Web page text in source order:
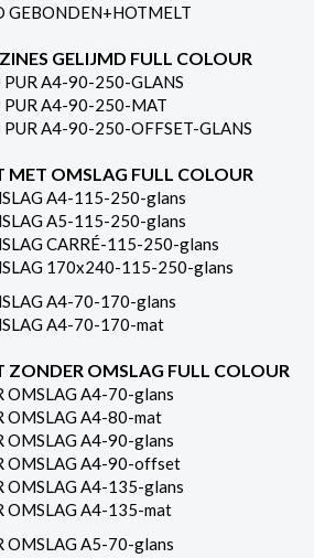
GEBONDEN+HOTMELT
GELIJMD FULL COLOUR
PUR A4-90-250-GLANS
PUR A4-90-250-MAT
PUR A4-90-250-OFFSET-GLANS
MET OMSLAG FULL COLOUR
A4-115-250-glans
A5-115-250-glans
CARRÉ-115-250-glans
170x240-115-250-glans
A4-70-170-glans
A4-70-170-mat
ZONDER OMSLAG FULL COLOUR
OMSLAG A4-70-glans
OMSLAG A4-80-mat
OMSLAG A4-90-glans
OMSLAG A4-90-offset
OMSLAG A4-135-glans
OMSLAG A4-135-mat
OMSLAG A5-70-glans